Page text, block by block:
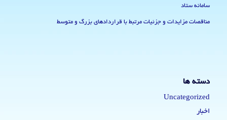
سامانه ستاد
مناقصات مزایدات و جزئیات مرتبط با قراردادهای بزرگ و متوسط
دسته ها
Uncategorized
اخبار